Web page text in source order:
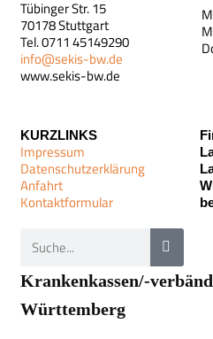
Tübinger Str. 15
70178 Stuttgart
Tel. 0711 45149290
info@sekis-bw.de
www.sekis-bw.de
KURZLINKS
Impressum
Datenschutzerklärung
Anfahrt
Kontaktformular
Krankenkassen/-
Württemberg